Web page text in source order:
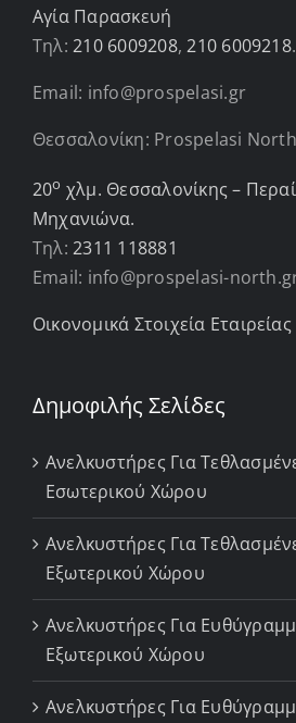
Αγία Παρασκευή
Τηλ:210 6009208,210 6009218.
Email: info@prospelasi.gr
Θεσσαλονίκη: Prospelasi North
20ο χλμ. Θεσσαλονίκης –
Μηχανιώνα.
Τηλ:2311 118881
Email: info@prospelasi-
Οικονομικά Στοιχεία Εταιρείας
Δημοφιλής Σελίδες
Ανελκυστήρες Για
Εσωτερικού Χώρου
Ανελκυστήρες Για
Εξωτερικού Χώρου
Ανελκυστήρες Για
Εξωτερικού Χώρου
Ανελκυστήρες Για